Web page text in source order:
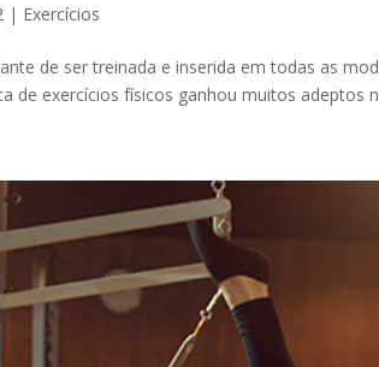
| Exercícios
de ser treinada e inserida em todas as
de exercícios físicos ganhou muitos adeptos